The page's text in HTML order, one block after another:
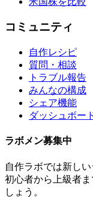
コミュニティ
自作レシピ
質問・相談
トラブル報告
みんなの構成
シェア機能
ダッシュボー
ラボメン募集中
自作ラボでは新しい
初心者から上級者
しょう。